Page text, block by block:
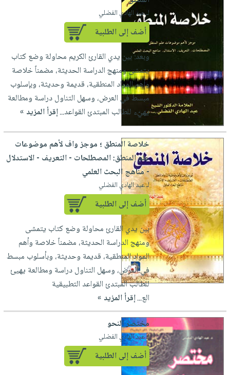
لـ عبد الهادي الفضلي
أضف إلى الطلبية
وبعد: بين يدي القارئ الكريم محاولة وضع كتاب
يتمشى ومنهج الدراسة الحديثة، مضمناً خلاصة
وأهم المواد المنطقية، قديمة وحديثة، وبإسلوب
مبسط في العرض، وسهل التناول دراسة ومطالعة
يهيّء للطالب المبتدئ القواعد...إقرأ المزيد »
خلاصة المنطق ؛ موجز واف لأهم موضوعات
علم المنطق: المصطلحات - التعريف - الاستدلال
- مناهج البحث العلمي
لـ عبد الهادي الفضلي
أضف إلى الطلبية
بين يدي القارئ محاولة وضع كتاب يتمشى
ومنهج الدراسة الحديثة، مضمناً خلاصة وأهم
المواد المنطقية، قديمة وحديثة، وبأسلوب مبسط
في العرض، وسهل التناول دراسة ومطالعة يهيئ
للطالب المبتدئ القواعد التطبيقية
الع...إقرأ المزيد »
مختصر النحو
لـ عبد الهادي الفضلي
أضف إلى الطلبية